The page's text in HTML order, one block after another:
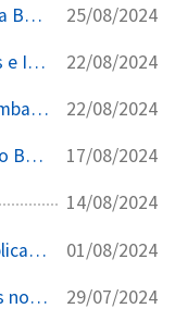
Esquema Liga da Justiça no Sul da Bahia 25/08/2024
Reunião entre STF, Redes Cordiais e Instituto Vero 22/08/2024
Reunião com STF e ONGs para combate à desinformação 22/08/2024
Fechamento de operações do X no Brasil 17/08/2024
14/08/2024
Vaza Toga — Folha de S.Paulo publica mensagens internas do TSE/STF 01/08/2024
Operação Faroeste - Ramificações no Maranhão 29/07/2024